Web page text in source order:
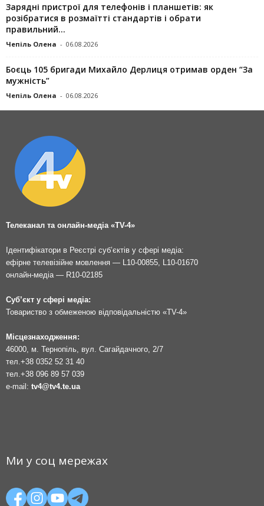
Зарядні пристрої для телефонів і планшетів: як
розібратися в розмаїтті стандартів і обрати
правильний...
Чепіль Олена - 06.08.2026
Боєць 105 бригади Михайло Дерлиця отримав орден “За
мужність”
Чепіль Олена - 06.08.2026
Телеканал та онлайн-медіа «TV-4»
Ідентифікатори в Реєстрі суб’єктів у сфері медіа:
ефірне телевізійне мовлення — L10-00855, L10-01670
онлайн-медіа — R10-02185
Суб’єкт у сфері медіа:
Товариство з обмеженою відповідальністю «TV-4»
Місцезнаходження:
46000, м. Тернопіль, вул. Сагайдачного, 2/7
тел. +38 0352 52 31 40
тел. +38 096 89 57 039
e-mail: tv4@tv4.te.ua
Ми у соц мережах